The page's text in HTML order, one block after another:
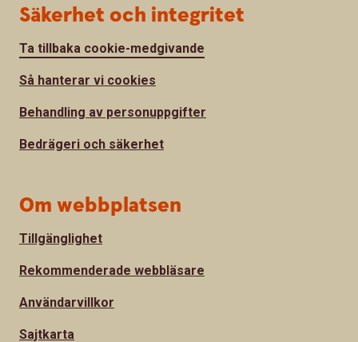
Säkerhet och integritet
Ta tillbaka cookie-medgivande
Så hanterar vi cookies
Behandling av personuppgifter
Bedrägeri och säkerhet
Om webbplatsen
Tillgänglighet
Rekommenderade webbläsare
Användarvillkor
Sajtkarta